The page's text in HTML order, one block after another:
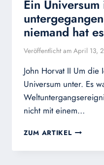
Ein Universum
niemand hat
Veröffentlicht am April 13,
John Horvat II Um
Universum unter. Es
nicht mit einem…
ZUM ARTIKEL EIN
IST